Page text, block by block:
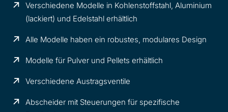
Verschiedene Modelle in Kohlenstoffstahl, Aluminium
(lackiert) und Edelstahl erhältlich
Alle Modelle haben ein robustes, modulares Design
Modelle für Pulver und Pellets erhältlich
Verschiedene Austragsventile
Abscheider mit Steuerungen für spezifische